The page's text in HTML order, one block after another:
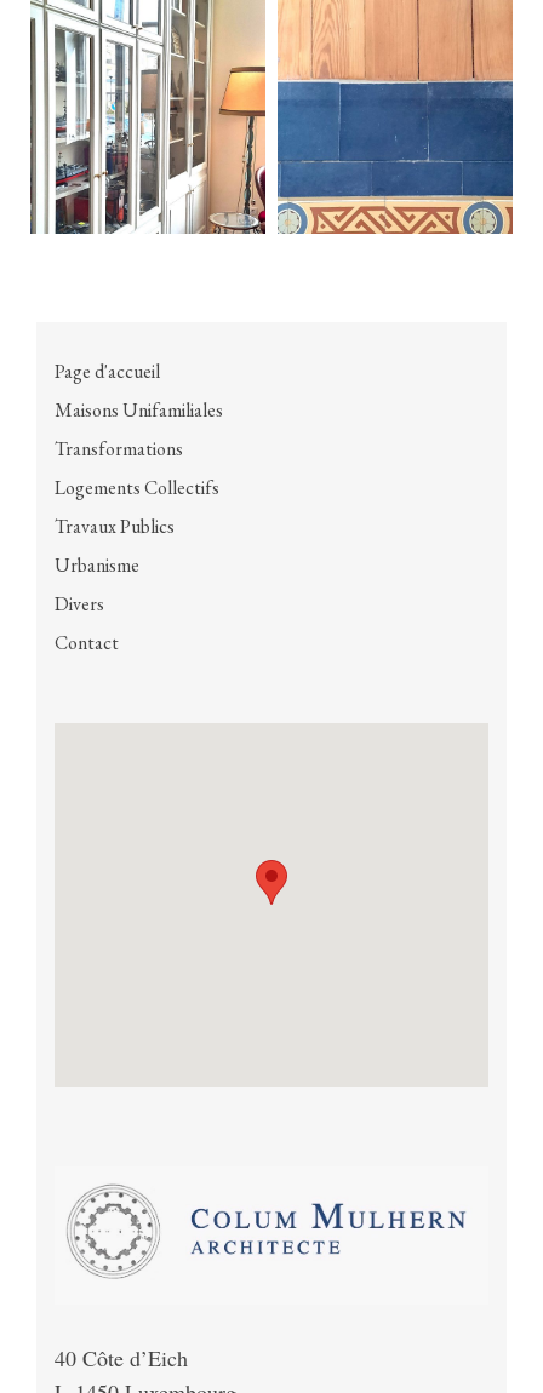
Page d'accueil
Maisons Unifamiliales
Transformations
Logements Collectifs
Travaux Publics
Urbanisme
Divers
Contact
40 Côte d’Eich